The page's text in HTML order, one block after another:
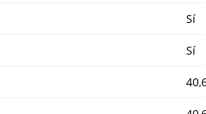
Sí
Sí